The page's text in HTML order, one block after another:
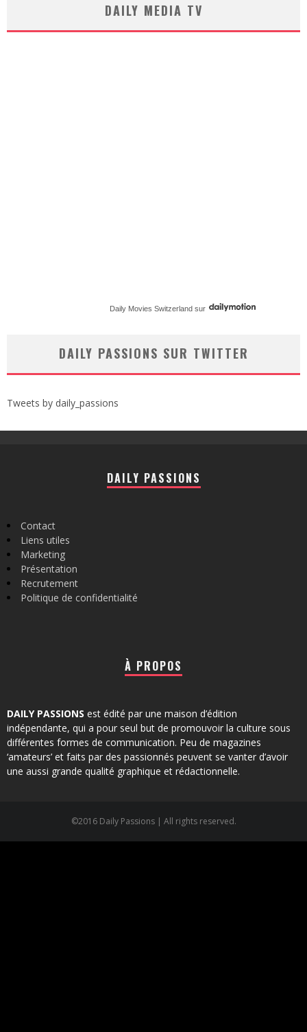
DAILY MEDIA TV
Daily Movies Switzerland sur
DAILY PASSIONS SUR TWITTER
Tweets by daily_passions
DAILY PASSIONS
Contact
Liens utiles
Marketing
Présentation
Recrutement
Politique de confidentialité
À PROPOS
DAILY PASSIONS est édité par une maison d’édition
indépendante, qui a pour seul but de promouvoir la culture sous
différentes formes de communication. Peu de magazines
‘amateurs’ et faits par des passionnés peuvent se vanter d’avoir
une aussi grande qualité graphique et rédactionnelle.
©2016 Daily Passions | All rights reserved.